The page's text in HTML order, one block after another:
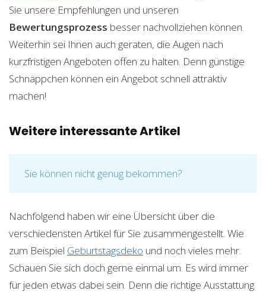
Sie unsere Empfehlungen und unseren
Bewertungsprozess besser nachvollziehen können.
Weiterhin sei Ihnen auch geraten, die Augen nach
kurzfristigen Angeboten offen zu halten. Denn günstige
Schnäppchen können ein Angebot schnell attraktiv
machen!
Weitere interessante Artikel
Sie können nicht genug bekommen?
Nachfolgend haben wir eine Übersicht über die
verschiedensten Artikel für Sie zusammengestellt. Wie
zum Beispiel Geburtstagsdeko und noch vieles mehr.
Schauen Sie sich doch gerne einmal um. Es wird immer
für jeden etwas dabei sein. Denn die richtige Ausstattung